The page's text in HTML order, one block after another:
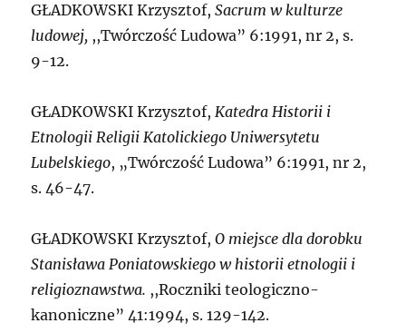
GŁADKOWSKI Krzysztof, Sacrum w kulturze
ludowej, ,,Twórczość Ludowa” 6:1991, nr 2, s.
9-12.
GŁADKOWSKI Krzysztof, Katedra Historii i
Etnologii Religii Katolickiego Uniwersytetu
Lubelskiego, „Twórczość Ludowa” 6:1991, nr 2,
s. 46-47.
GŁADKOWSKI Krzysztof, O miejsce dla dorobku
Stanisława Poniatowskiego w historii etnologii i
religioznawstwa. ,,Roczniki teologiczno-
kanoniczne” 41:1994, s. 129-142.